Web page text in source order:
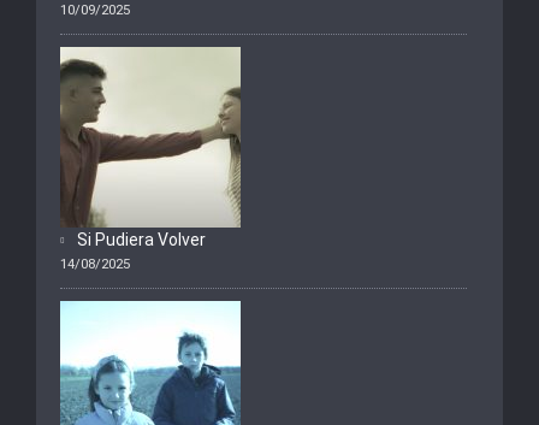
10/09/2025
Si Pudiera Volver
14/08/2025